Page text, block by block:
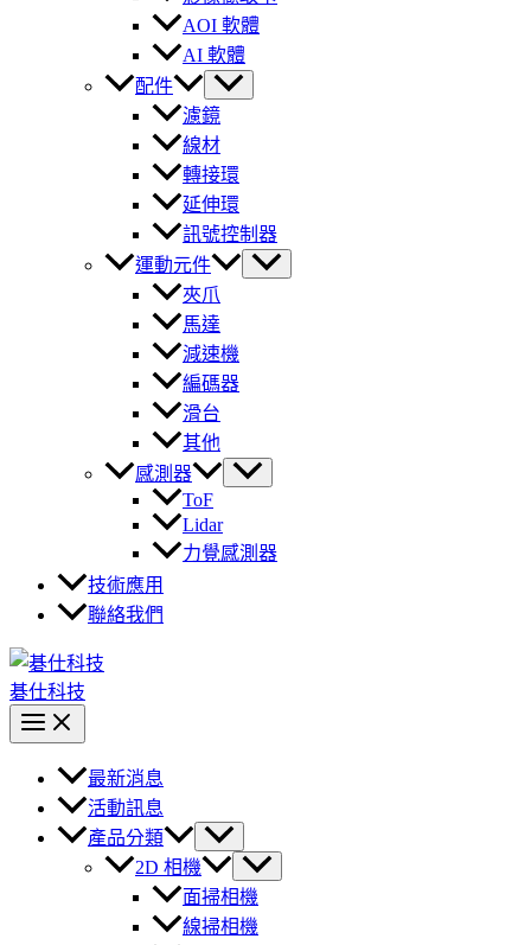
AOI 軟體
AI 軟體
配件
濾鏡
線材
轉接環
延伸環
訊號控制器
運動元件
夾爪
馬達
減速機
編碼器
滑台
其他
感測器
ToF
Lidar
力覺感測器
技術應用
聯絡我們
碁仕科技
最新消息
活動訊息
產品分類
2D 相機
面掃相機
線掃相機